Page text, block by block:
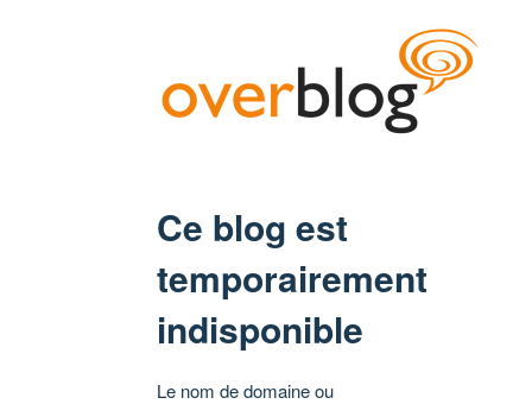
Ce blog est
temporairement
indisponible
Le nom de domaine ou